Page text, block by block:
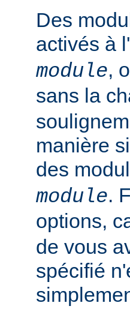
Des
activés à
module,
sans la
manière
des
module.
options,
de vous
spécifié